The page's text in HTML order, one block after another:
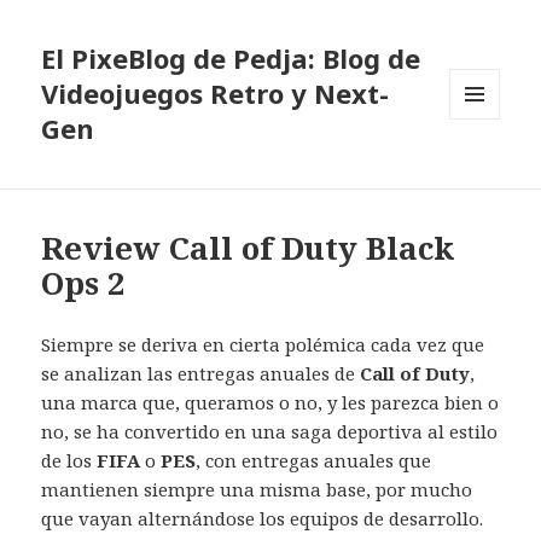
El PixeBlog de Pedja: Blog de
Videojuegos Retro y Next-
Gen
Review Call of Duty Black
Ops 2
Siempre se deriva en cierta polémica cada vez que
se analizan las entregas anuales de Call of Duty,
una marca que, queramos o no, y les parezca bien o
no, se ha convertido en una saga deportiva al estilo
de losFIFAoPES, con entregas anuales que
mantienen siempre una misma base, por mucho
que vayan alternándose los equipos de desarrollo.